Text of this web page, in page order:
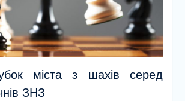
міста з шахів серед
ЗНЗ